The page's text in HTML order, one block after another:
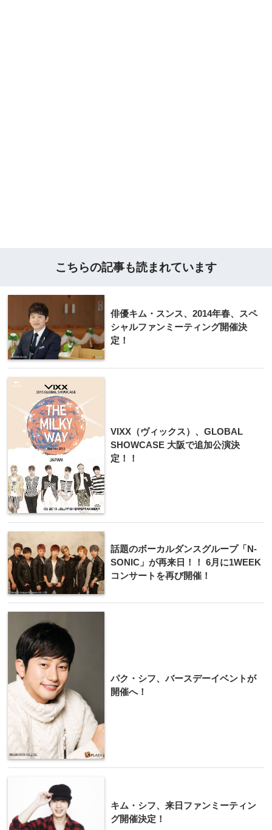
こちらの記事も読まれています
俳優キム・スンス、2014年春、スペ
シャルファンミーティング開催決
定！
VIXX（ヴィックス）、GLOBAL
SHOWCASE 大阪で追加公演決
定！！
話題のボーカルダンス​グループ「N-
SON​IC」が再来日！！ 6月に1WEEK
コン​サートを再び開催！
パク・シフ、バースデーイベントが
開催へ！
キム・シフ、来日フ​ァンミーティン
グ開催決定！